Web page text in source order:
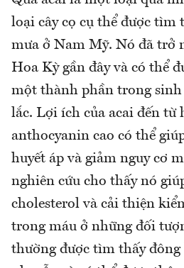
loại cây cọ cụ thể được tìm
mưa ở Nam Mỹ. Nó đã trở
Hoa Kỳ gần đây và có thể
một thành phần trong sinh
lắc. Lợi ích của acai đến từ
anthocyanin cao có thể
huyết áp và giảm nguy cơ
nghiên cứu cho thấy nó
cholesterol và cải thiện
trong máu ở những đối
thường được tìm thấy